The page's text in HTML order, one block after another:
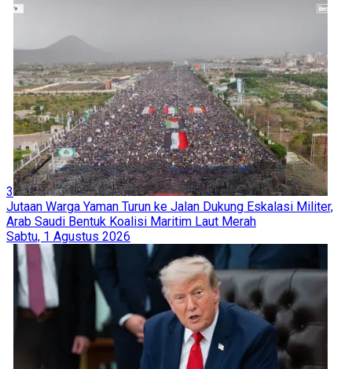
3
Jutaan Warga Yaman Turun ke Jalan Dukung Eskalasi Militer,
Arab Saudi Bentuk Koalisi Maritim Laut Merah
Sabtu, 1 Agustus 2026